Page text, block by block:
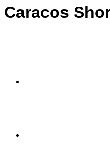
Caracos